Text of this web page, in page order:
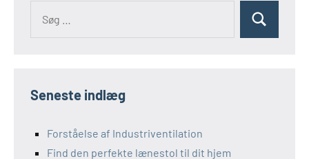
efter:
Søg
Seneste indlæg
Forståelse af Industriventilation
Find den perfekte lænestol til dit hjem